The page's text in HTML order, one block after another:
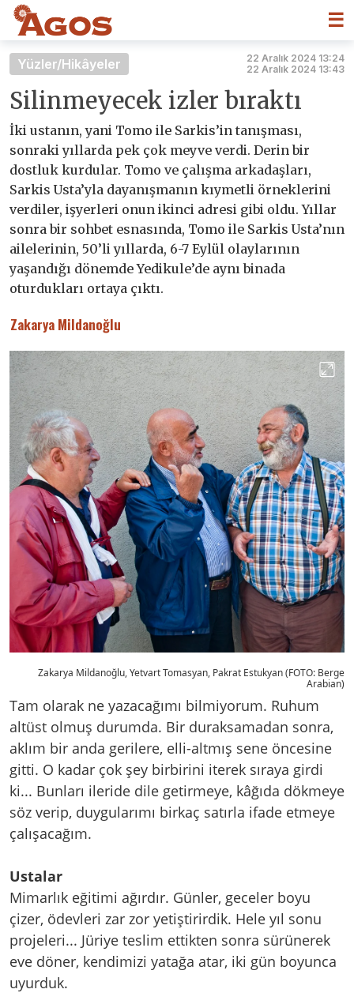
☰
Yüzler/Hikâyeler
22 Aralık 2024 13:24
22 Aralık 2024 13:43
Silinmeyecek izler bıraktı
İki ustanın, yani Tomo ile Sarkis’in tanışması,
sonraki yıllarda pek çok meyve verdi. Derin bir
dostluk kurdular. Tomo ve çalışma arkadaşları,
Sarkis Usta’yla dayanışmanın kıymetli örneklerini
verdiler, işyerleri onun ikinci adresi gibi oldu. Yıllar
sonra bir sohbet esnasında, Tomo ile Sarkis Usta’nın
ailelerinin, 50’li yıllarda, 6-7 Eylül olaylarının
yaşandığı dönemde Yedikule’de aynı binada
oturdukları ortaya çıktı.
Zakarya Mildanoğlu
Zakarya Mildanoğlu, Yetvart Tomasyan, Pakrat Estukyan (FOTO: Berge
Arabian)
Tam olarak ne yazacağımı bilmiyorum. Ruhum
altüst olmuş durumda. Bir duraksamadan sonra,
aklım bir anda gerilere, elli-altmış sene öncesine
gitti. O kadar çok şey birbirini iterek sıraya girdi
ki... Bunları ileride dile getirmeye, kâğıda dökmeye
söz verip, duygularımı birkaç satırla ifade etmeye
çalışacağım.
Ustalar
Mimarlık eğitimi ağırdır. Günler, geceler boyu
çizer, ödevleri zar zor yetiştirirdik. Hele yıl sonu
projeleri... Jüriye teslim ettikten sonra sürünerek
eve döner, kendimizi yatağa atar, iki gün boyunca
uyurduk.